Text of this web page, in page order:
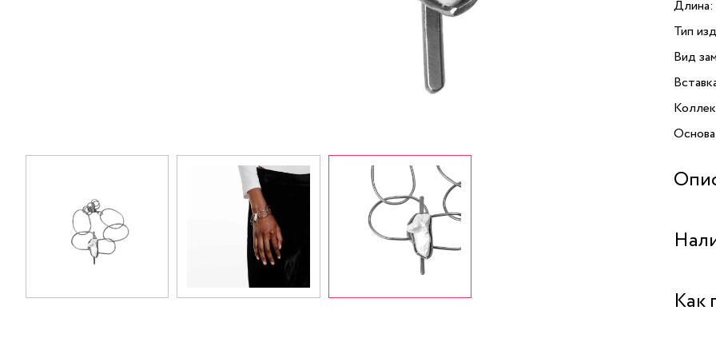
Длина:
Тип
Вид
Как